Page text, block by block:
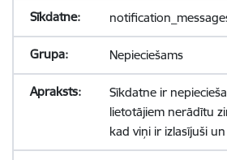
Nepieciešams
Sīkdatne ir
lietotājiem nerādītu
kad viņi ir izlasījuši